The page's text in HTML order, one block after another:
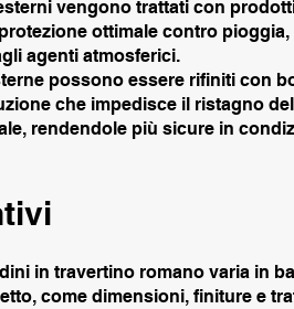
vengono trattati con
ottimale contro pioggia,
agenti atmosferici.
possono essere rifiniti con
che impedisce il ristagno
rendendole più sicure in
in travertino romano varia in
come dimensioni, finiture e